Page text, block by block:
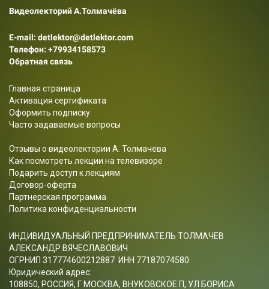
Видеолекторий А.Толмачёва
E-mail: detlektor@detlektor.com
Телефон: +79934158573
Обратная связь
Главная страница
Активация сертификата
Оформить подписку
Часто задаваемые вопросы
Отзывы о видеолектории А. Толмачева
Как посмотреть лекции на телевизоре
Подарить доступ к лекциям
Договор-оферта
Партнерская программа
Политика конфиденциальности
ИНДИВИДУАЛЬНЫЙ ПРЕДПРИНИМАТЕЛЬ ТОЛМАЧЕВ
АЛЕКСАНДР ВЯЧЕСЛАВОВИЧ
ОГРНИП 317774600212887 ИНН 77187074580
Юридический адрес:
108850, РОССИЯ, Г МОСКВА, ВНУКОВСКОЕ П, УЛ БОРИСА